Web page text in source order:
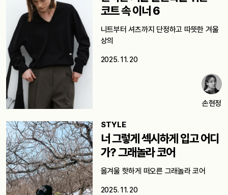
코트 속 이너 6
니트부터 셔츠까지 단정하고 따뜻한 겨울
상의
2025. 11. 20
손현정
STYLE
너 그렇게 섹시하게 입고 어디
가? 그래놀라 코어
올겨울 핫하게 떠오른 그래놀라 코어
2025. 11. 20